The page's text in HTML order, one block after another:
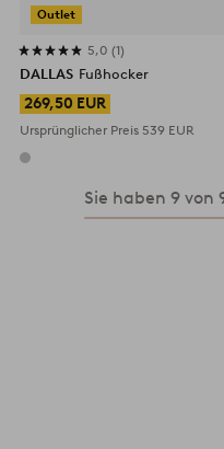
Outlet
5,0 1
DALLAS Fußhocker
269,50 EUR
Ursprünglicher Preis 539 EUR
Sie haben 9 von